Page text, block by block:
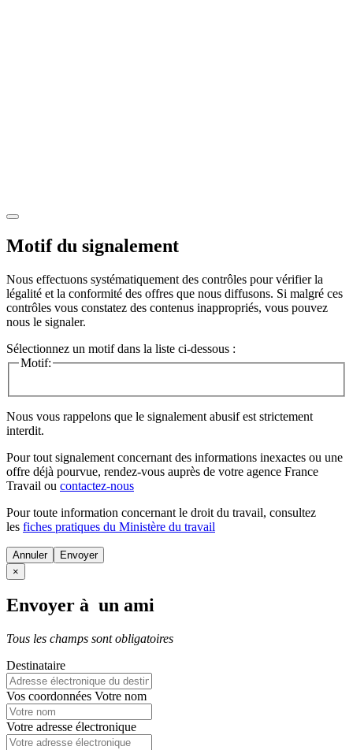
Motif du signalement
Nous effectuons systématiquement des contrôles pour vérifier la
légalité et la conformité des offres que nous diffusons. Si malgré ces
contrôles vous constatez des contenus inappropriés, vous pouvez
nous le signaler.
Sélectionnez un motif dans la liste ci-dessous :
Motif:
Nous vous rappelons que le signalement abusif est strictement
interdit.
Pour tout signalement concernant des informations inexactes ou une
offre déjà pourvue, rendez-vous auprès de votre agence France
Travail ou contactez-nous
Pour toute information concernant le droit du travail, consultez
les fiches pratiques du Ministère du travail
Annuler
×
Envoyer à un ami
Tous les champs sont obligatoires
Destinataire
Vos coordonnées Votre nom
Votre adresse électronique